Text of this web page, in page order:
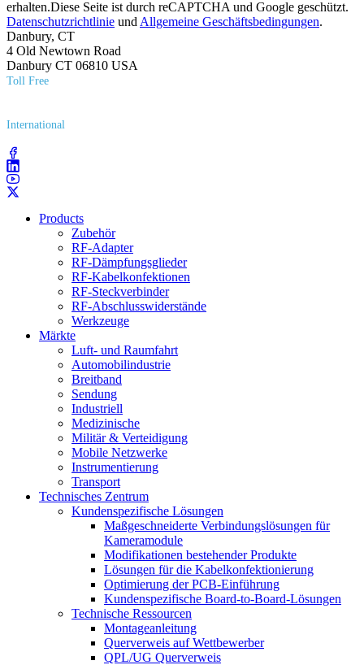
erhalten.Diese Seite ist durch reCAPTCHA und Google geschützt.
Datenschutzrichtlinie und Allgemeine Geschäftsbedingungen.
Danbury, CT
4 Old Newtown Road
Danbury CT 06810 USA
Toll Free
International
Products
Zubehör
RF-Adapter
RF-Dämpfungsglieder
RF-Kabelkonfektionen
RF-Steckverbinder
RF-Abschlusswiderstände
Werkzeuge
Märkte
Luft- und Raumfahrt
Automobilindustrie
Breitband
Sendung
Industriell
Medizinische
Militär & Verteidigung
Mobile Netzwerke
Instrumentierung
Transport
Technisches Zentrum
Kundenspezifische Lösungen
Maßgeschneiderte Verbindungslösungen für
Kameramodule
Modifikationen bestehender Produkte
Lösungen für die Kabelkonfektionierung
Optimierung der PCB-Einführung
Kundenspezifische Board-to-Board-Lösungen
Technische Ressourcen
Montageanleitung
Querverweis auf Wettbewerber
QPL/UG Querverweis